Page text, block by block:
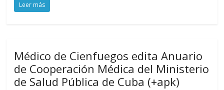
Leer más
Médico de Cienfuegos edita Anuario
de Cooperación Médica del Ministerio
de Salud Pública de Cuba (+apk)